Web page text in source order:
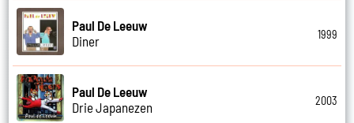
Paul De Leeuw
Diner
1999
Paul De Leeuw
Drie Japanezen
2003